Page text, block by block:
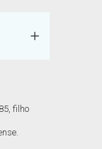
filho